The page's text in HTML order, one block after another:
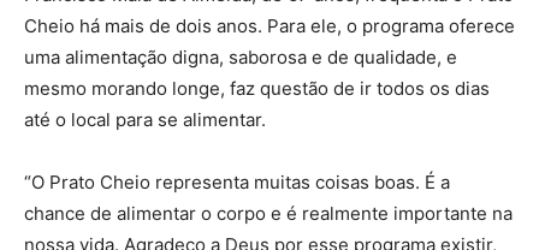
Cheio há mais de dois anos. Para ele, o programa oferece
uma alimentação digna, saborosa e de qualidade, e
mesmo morando longe, faz questão de ir todos os dias
até o local para se alimentar.
“O Prato Cheio representa muitas coisas boas. É a
chance de alimentar o corpo e é realmente importante na
nossa vida. Agradeço a Deus por esse programa existir,